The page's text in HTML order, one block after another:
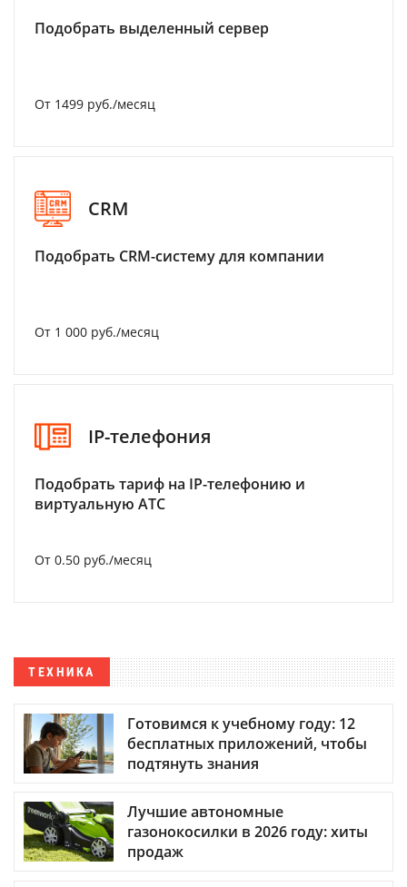
Подобрать выделенный сервер
От 1499 руб./месяц
CRM
Подобрать CRM-систему для компании
От 1 000 руб./месяц
IP-телефония
Подобрать тариф на IP-телефонию и
виртуальную АТС
От 0.50 руб./месяц
ТЕХНИКА
Готовимся к учебному году: 12
бесплатных приложений, чтобы
подтянуть знания
Лучшие автономные
газонокосилки в 2026 году: хиты
продаж